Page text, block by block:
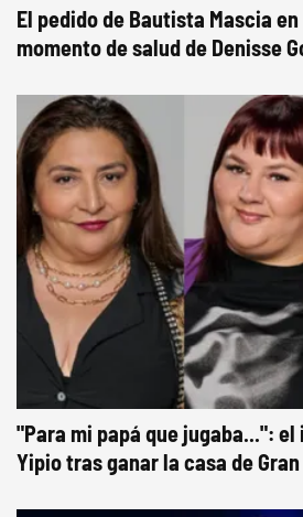
El pedido de Bautista Mascia
momento de salud de Denisse
"Para mi papá que jugaba...":
Yipio tras ganar la casa de